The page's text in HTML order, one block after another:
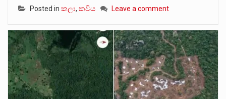
Posted in කලා, කවිය Leave a comment